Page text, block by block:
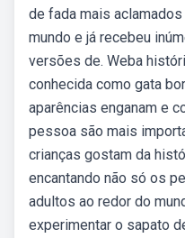
de fada mais
mundo e já recebeu
versões de. Weba
conhecida como gata
aparências enganam e
pessoa são mais
crianças gostam da
encantando não só os
adultos ao redor do
experimentar o sapato